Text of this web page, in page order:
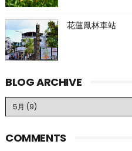
花蓮鳳林車站
BLOG ARCHIVE
COMMENTS